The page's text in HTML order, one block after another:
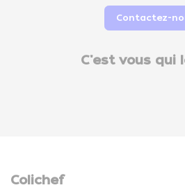
Contactez-
C'est vous qui
Colichef